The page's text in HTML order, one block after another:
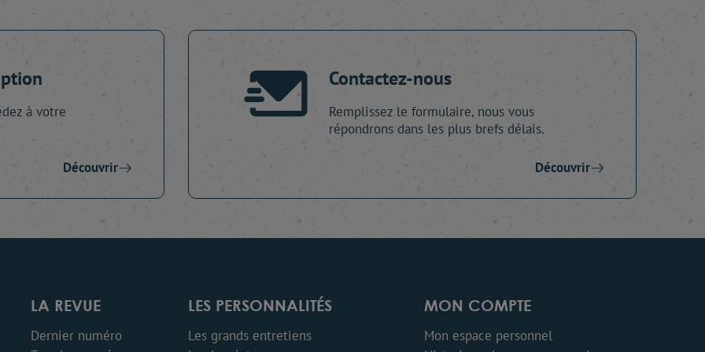
à votre
Découvrir
Contactez-nous
Remplissez le formulaire, nous vous
répondrons dans les plus brefs délais.
Découvrir
LA REVUE
Dernier numéro
LES PERSONNALITÉS
Les grands entretiens
MON COMPTE
Mon espace personnel